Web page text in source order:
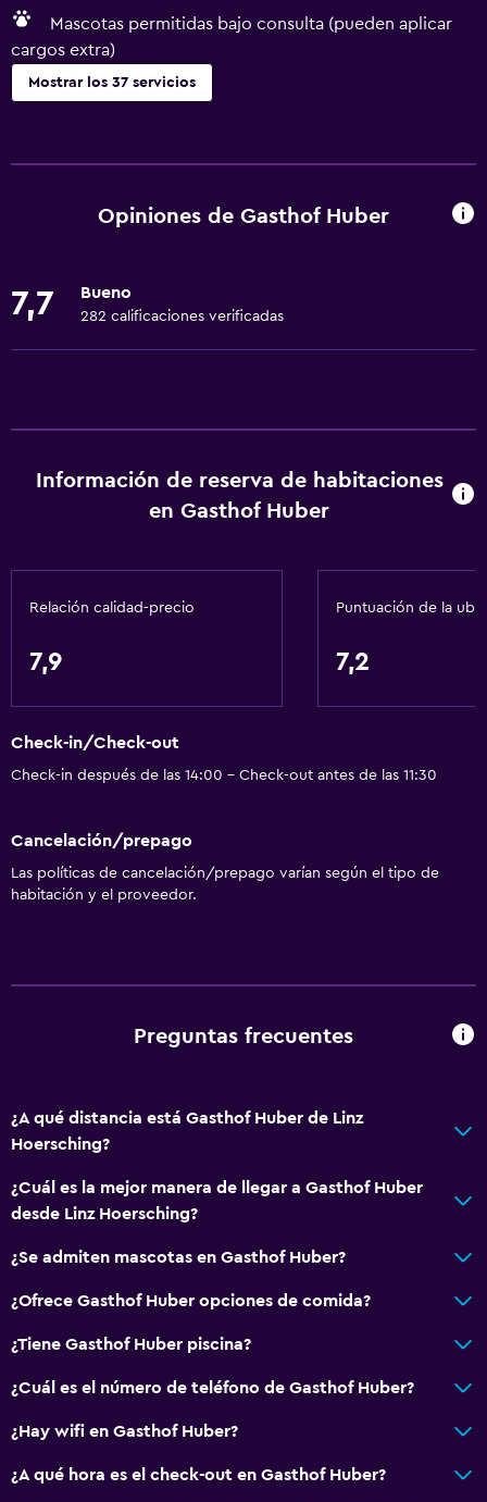
Mascotas permitidas bajo consulta (pueden aplicar
cargos extra)
Mostrar los 37 servicios
Wifi gratis
Ropa de cama
Papeleras
Secador de pelo
Aseo
Accesibilidad y adecuación
Mascotas permitidas bajo consulta (pueden aplicar cargos
extra)
Accesibilidad
Carga de vehículos eléctricos
Estacionamiento privado
TV por cable o vía satélite
Comedor
Menús para dietas especiales (bajo petición)
Opiniones de Gasthof Huber
7,7 Bueno
282 calificaciones verificadas
Información de reserva de habitaciones
en Gasthof Huber
Relación calidad-precio
7,9
Puntuación de la
7,2
Check-in/Check-out
Check-in después de las 14:00 - Check-out antes de las 11:30
Cancelación/prepago
Las políticas de cancelación/prepago varían según el tipo de
habitación y el proveedor.
Preguntas frecuentes
¿A qué distancia está Gasthof Huber de Linz
Hoersching?
¿Cuál es la mejor manera de llegar a Gasthof Huber
desde Linz Hoersching?
¿Se admiten mascotas en Gasthof Huber?
¿Ofrece Gasthof Huber opciones de comida?
¿Tiene Gasthof Huber piscina?
¿Cuál es el número de teléfono de Gasthof Huber?
¿Hay wifi en Gasthof Huber?
¿A qué hora es el check-out en Gasthof Huber?